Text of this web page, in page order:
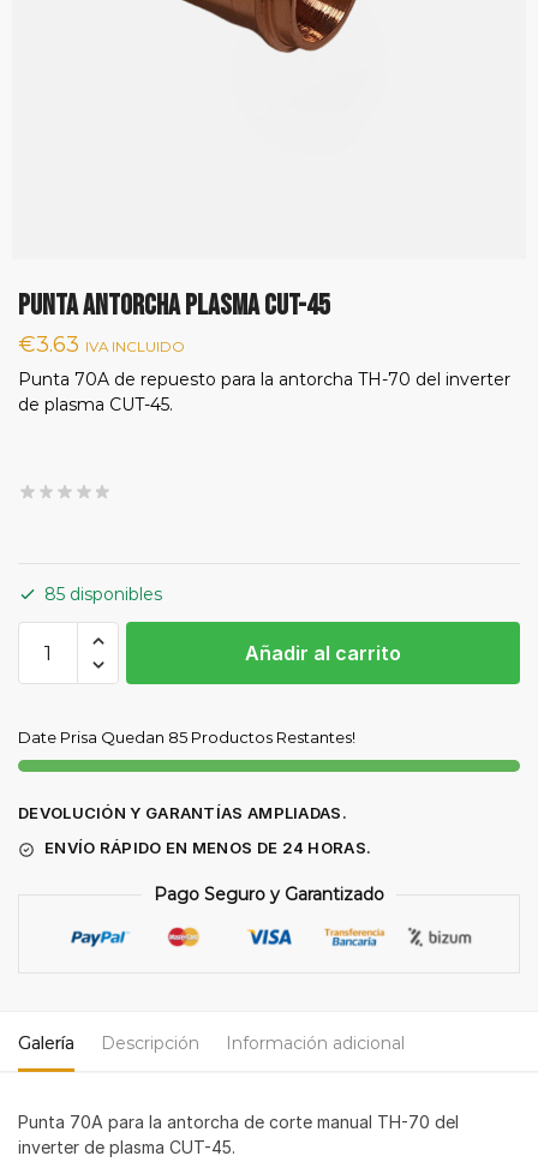
PUNTA ANTORCHA PLASMA CUT-45
€3.63 IVA INCLUIDO
Punta 70A de repuesto para la antorcha TH-70 del inverter
de plasma CUT-45.
85 disponibles
ANTORCHA
45
cantidad
Añadir al carrito
Date Prisa Quedan 85 Productos Restantes!
DEVOLUCIÓN Y GARANTÍAS AMPLIADAS.
ENVÍO RÁPIDO EN MENOS DE 24 HORAS.
Pago Seguro y Garantizado
Galería Descripción Información adicional
Punta 70A para la antorcha de corte manual TH-70 del
inverter de plasma CUT-45.